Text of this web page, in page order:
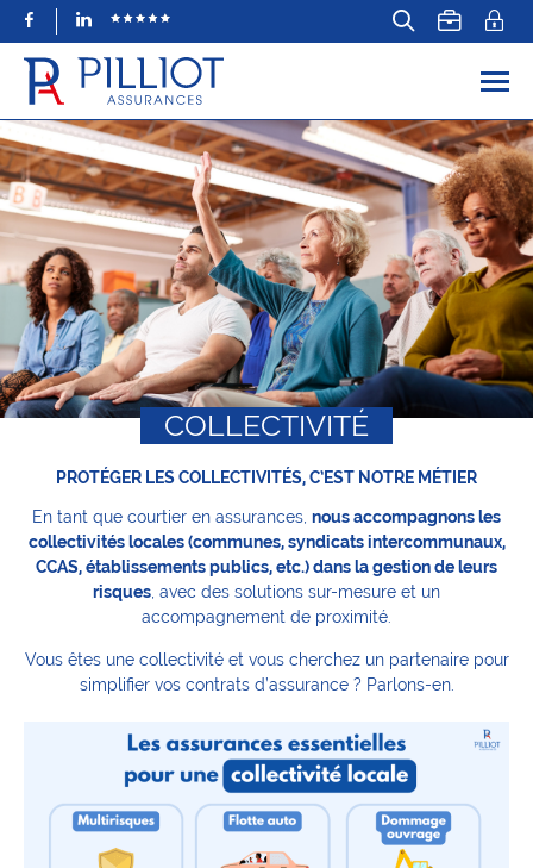
FacebookLinkedIn
COLLECTIVITÉ
PROTÉGER LES COLLECTIVITÉS, C’EST NOTRE MÉTIER
En tant que courtier en assurances, nous accompagnons les
collectivités locales (communes, syndicats intercommunaux,
CCAS, établissements publics, etc.) dans la gestion de leurs
risques , avec des solutions sur-mesure et un
accompagnement de proximité.
Vous êtes une collectivité et vous cherchez un partenaire pour
simplifier vos contrats d’assurance ? Parlons-en.